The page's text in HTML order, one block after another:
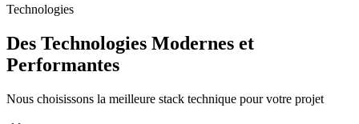
Technologies
Des Technologies Modernes et
Performantes
Nous choisissons la meilleure stack technique pour votre projet